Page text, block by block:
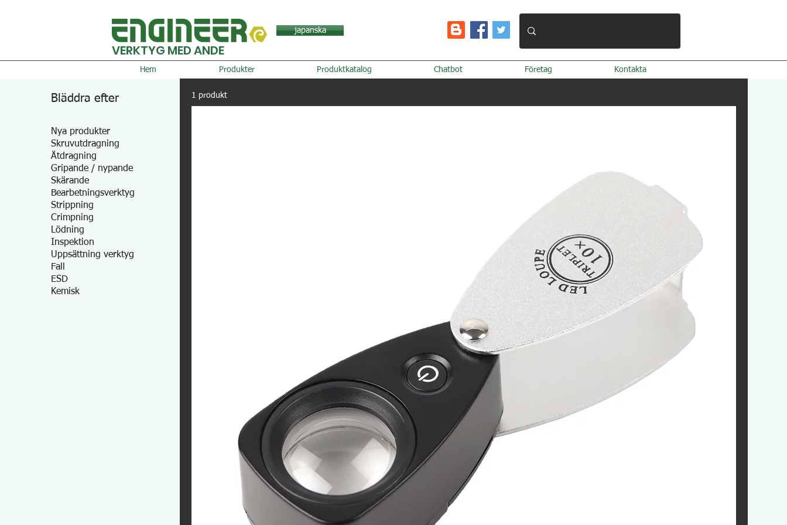
japanska
VERKTYG MED ANDE
Hem Produkter Produktkatalog Chatbot Företag Kontakta
Bläddra efter
Nya produkter
Skruvutdragning
Åtdragning
Gripande / nypande
Skärande
Bearbetningsverktyg
Strippning
Crimpning
Lödning
Inspektion
Uppsättning verktyg
Fall
ESD
Kemisk
1 produkt